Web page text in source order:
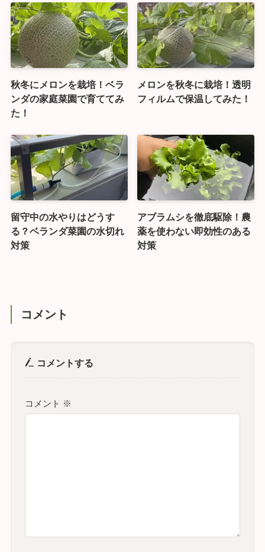
秋冬にメロンを栽培！ベラ
ンダの家庭菜園で育ててみ
た！
メロンを秋冬に栽培！透明
フィルムで保温してみた！
留守中の水やりはどうす
る？ベランダ菜園の水切れ
対策
アブラムシを徹底駆除！農
薬を使わない即効性のある
対策
コメント
コメントする
コメント ※